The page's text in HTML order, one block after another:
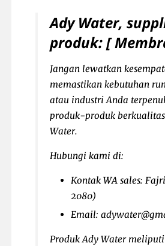
Ady Water,
produk: [
Jangan lewatkan
memastikan kebutuhan
atau industri Anda
produk-produk
Water.
Hubungi kami di:
Kontak WA sales:
2080)
Email:
Produk Ady Water meliputi